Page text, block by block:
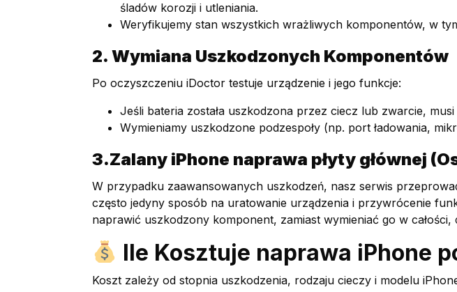
śladów korozji i utleniania.
Weryfikujemy stan wszystkich wrażliwych komponentów, w
2. Wymiana Uszkodzonych Komponentów
Po oczyszczeniu iDoctor testuje urządzenie i jego funkcje:
Jeśli bateria została uszkodzona przez ciecz lub zwarcie,
Wymieniamy uszkodzone podzespoły (np. port ładowania,
3.Zalany iPhone naprawa płyty głównej
W przypadku zaawansowanych uszkodzeń, nasz serwis
często jedyny sposób na uratowanie urządzenia i przywrócenie
naprawić uszkodzony komponent, zamiast wymieniać go w całości,
Ile Kosztuje naprawa iPhone
Koszt zależy od stopnia uszkodzenia, rodzaju cieczy i modelu